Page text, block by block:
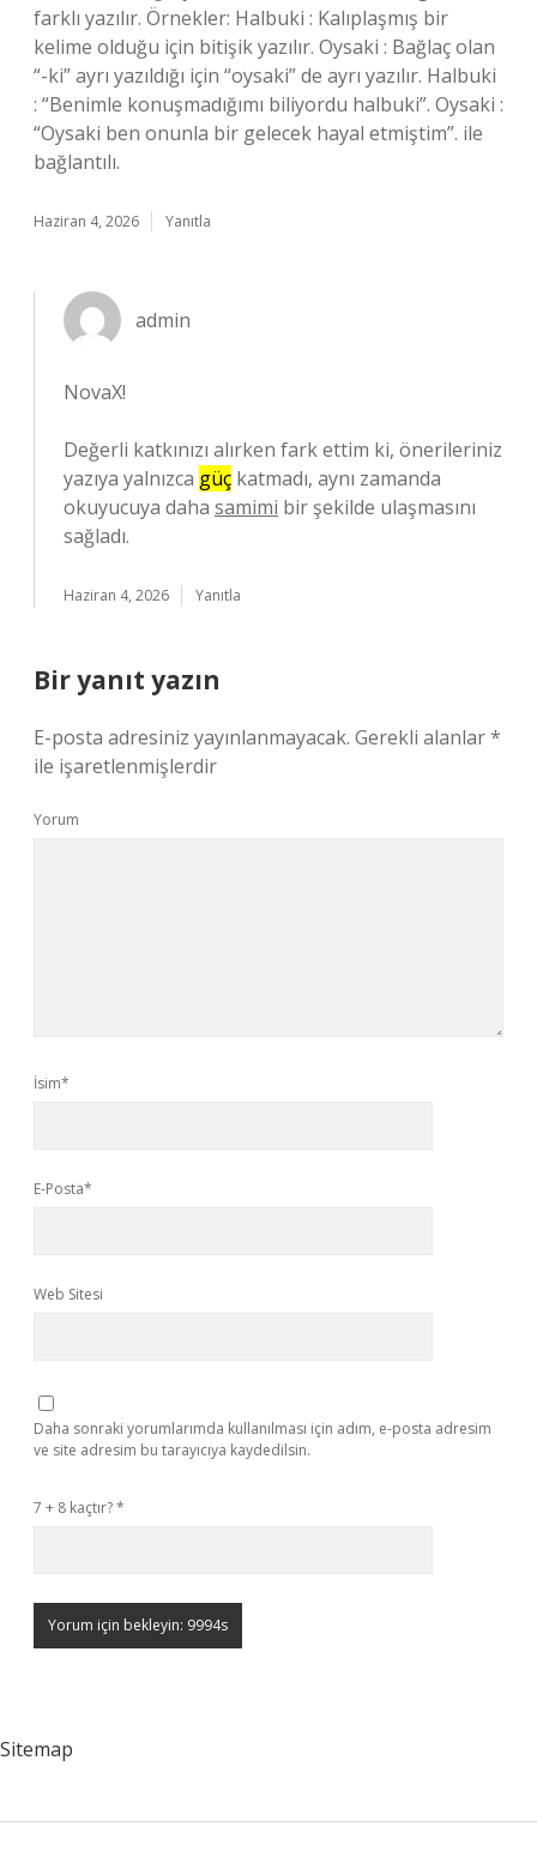
farklı yazılır. Örnekler: Halbuki : Kalıplaşmış bir
kelime olduğu için bitişik yazılır. Oysaki : Bağlaç olan
“-ki” ayrı yazıldığı için “oysaki” de ayrı yazılır. Halbuki
: “Benimle konuşmadığımı biliyordu halbuki”. Oysaki :
“Oysaki ben onunla bir gelecek hayal etmiştim”. ile
bağlantılı.
Haziran 4, 2026 Yanıtla
admin
NovaX!
Değerli katkınızı alırken fark ettim ki, önerileriniz
yazıya yalnızca güç katmadı, aynı zamanda
okuyucuya daha samimi bir şekilde ulaşmasını
sağladı.
Haziran 4, 2026 Yanıtla
Bir yanıt yazın
E-posta adresiniz yayınlanmayacak. Gerekli alanlar*
ile işaretlenmişlerdir
Yorum
İsim*
E-Posta*
Web Sitesi
Daha sonraki yorumlarımda kullanılması için adım, e-posta adresim
ve site adresim bu tarayıcıya kaydedilsin.
7 + 8 kaçtır?*
Sitemap